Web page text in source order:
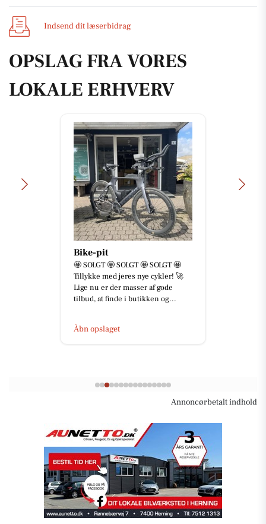
Indsend dit læserbidrag
OPSLAG FRA VORES
LOKALE ERHVERV
Bike-pit
🤩 SOLGT 🤩 SOLGT 🤩 SOLGT 🤩
Tillykke med jeres nye cykler! 🚀
Lige nu er der masser af gode
tilbud, at finde i butikken og...
Åbn opslaget
Annoncørbetalt indhold